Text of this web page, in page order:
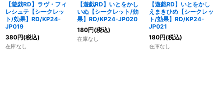
【遊戯RD】ラヴ・フィ
レシュテ【シークレッ
ト/効果】RD/KP24-
JP019
380円(税込)
在庫なし
【遊戯RD】いとをかし
いぬ【シークレット/効
果】RD/KP24-JP020
180円(税込)
在庫なし
【遊戯RD】いとをかし
えまきひめ【シークレッ
ト/効果】RD/KP24-
JP021
180円(税込)
在庫なし